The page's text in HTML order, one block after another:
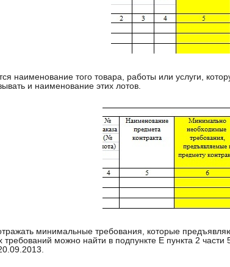
наименование того товара, работы или услуги,
и наименование этих лотов.
минимальные требования, которые
требований можно найти в подпункте Е пункта 2